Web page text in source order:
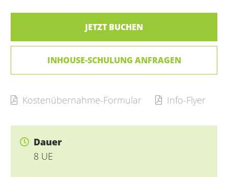
JETZT BUCHEN
INHOUSE-SCHULUNG ANFRAGEN
Kostenübernahme-Formular Info-Flyer
Dauer
8 UE